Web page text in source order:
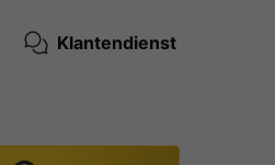
Klantendienst